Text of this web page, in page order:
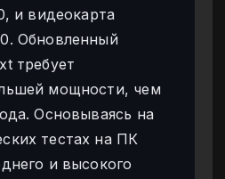
и видеокарта
Обновленный
требует
мощности, чем
Основываясь на
тестах на ПК
и высокого